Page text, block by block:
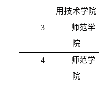
用技术学院
3
师范学
院
4
师范学
院